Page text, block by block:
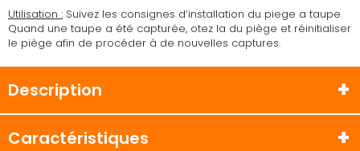
Utilisation : Suivez les consignes d’installation du piege a taupe.
Quand une taupe a été capturée, otez la du piège et réinitialiser
le piège afin de procéder à de nouvelles captures.
Description
Caractéristiques